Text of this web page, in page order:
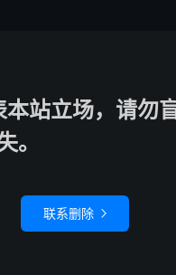
站立场，请勿
。
联系删除 